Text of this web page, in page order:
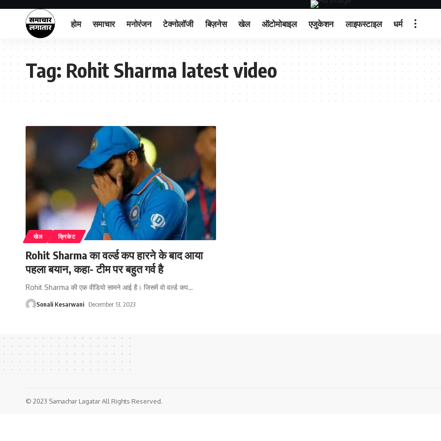
होम समाचार मनोरंजन टेक्नोलॉजी बिज़नेस खेल ऑटोमोबाइल एजुकेशन लाइफस्टाइल धर्म
Tag:Rohit Sharma latest video
खेल क्रिकेट
Rohit Sharma का वर्ल्ड कप हारने के बाद आया
पहला बयान, कहा- टीम पर बहुत गर्व है
Rohit Sharma की एक वीडियो सामने आई है। जिसमें वो वर्ल्ड कप…
Sonali Kesarwani December 13, 2023
© 2023 Samachar Lagatar All Rights Reserved.